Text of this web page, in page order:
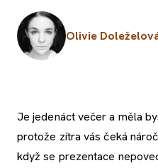
Olivie
Je jedenáct večer a měla
protože zítra vás čeká
když se prezentace